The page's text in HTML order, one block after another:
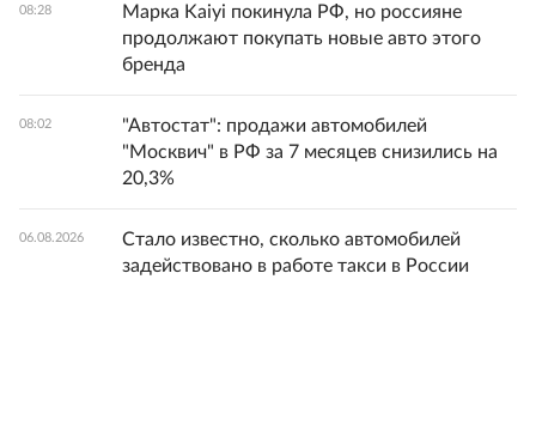
08:28
Марка Kaiyi покинула РФ, но россияне
продолжают покупать новые авто этого
бренда
08:02
"Автостат": продажи автомобилей
"Москвич" в РФ за 7 месяцев снизились на
20,3%
06.08.2026
Стало известно, сколько автомобилей
задействовано в работе такси в России